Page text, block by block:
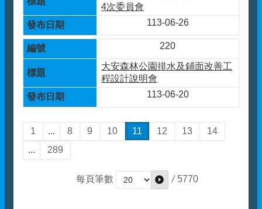
4次委員會
113-06-26
220
大安森林公園排水及鋪面改善工
程設計說明會
113-06-20
1 ... 8 9 10 11 12 13
14
...
289
每頁筆數 / 5770